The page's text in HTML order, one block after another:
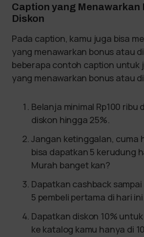
Caption yang Menawarkan
Diskon
Pada caption, kamu juga bisa
yang menawarkan bonus atau
beberapa contoh caption untuk
yang menawarkan bonus atau
Belanja minimal Rp100 ribu
diskon hingga 25%.
Jangan ketinggalan, cuma
bisa dapatkan 5 kerudung
Murah banget kan?
Dapatkan cashback
5 pembeli pertama di hari
Dapatkan diskon 10%
ke katalog kamu hanya di